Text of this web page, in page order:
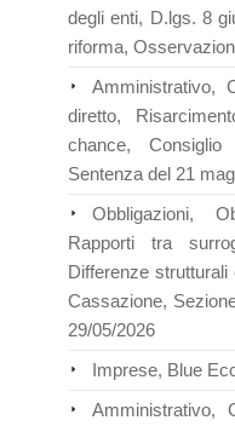
degli enti, D.lgs. 8
riforma,
Amministrativo,
diretto,
chance,
Sentenza del 21
Obbligazioni,
Rapporti tra
Differenze
Cassazione,
29/05/2026
Imprese, Blue
Amministrativo,